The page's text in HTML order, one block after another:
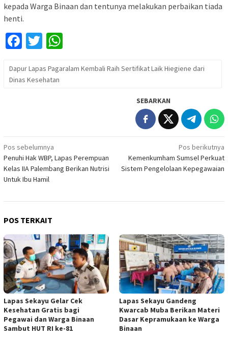
kepada Warga Binaan dan tentunya melakukan perbaikan tiada
henti.
Facebook
Twitter
Dapur Lapas Pagaralam Kembali Raih Sertifikat Laik Hiegiene dari
Dinas Kesehatan
SEBARKAN
Navigasi
pos
Pos sebelumnya
Penuhi Hak WBP, Lapas Perempuan
Kelas IIA Palembang Berikan Nutrisi
Untuk Ibu Hamil
Pos berikutnya
Kemenkumham Sumsel Perkuat
Sistem Pengelolaan Kepegawaian
POS TERKAIT
Lapas Sekayu Gelar Cek
Kesehatan Gratis bagi
Pegawai dan Warga Binaan
Sambut HUT RI ke-81
Lapas Sekayu Gandeng
Kwarcab Muba Berikan Materi
Dasar Kepramukaan ke Warga
Binaan